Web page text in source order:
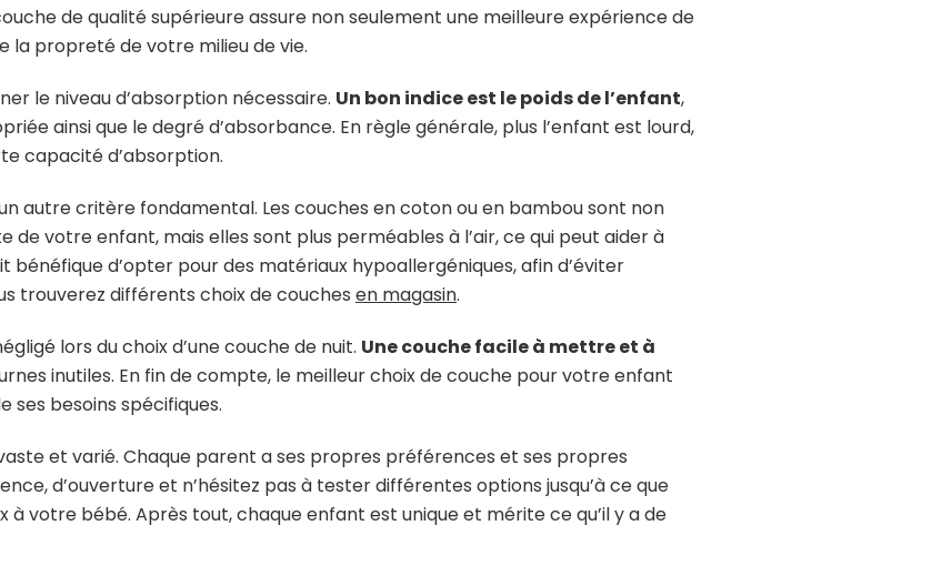
de qualité supérieure assure non seulement une meilleure expérience de
la propreté de votre milieu de vie.
le niveau d’absorption nécessaire. Un bon indice est le poids de l’enfant,
ainsi que le degré d’absorbance. En règle générale, plus l’enfant est lourd,
capacité d’absorption.
autre critère fondamental. Les couches en coton ou en bambou sont non
de votre enfant, mais elles sont plus perméables à l’air, ce qui peut aider à
bénéfique d’opter pour des matériaux hypoallergéniques, afin d’éviter
trouverez différents choix de couches en magasin.
lors du choix d’une couche de nuit. Une couche facile à mettre et à
inutiles. En fin de compte, le meilleur choix de couche pour votre enfant
ses besoins spécifiques.
et varié. Chaque parent a ses propres préférences et ses propres
d’ouverture et n’hésitez pas à tester différentes options jusqu’à ce que
à votre bébé. Après tout, chaque enfant est unique et mérite ce qu’il y a de